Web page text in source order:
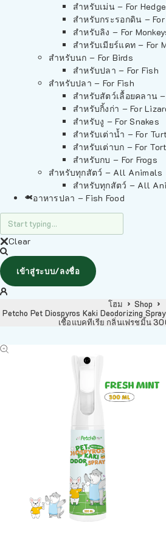
สำหรับเม่น – For
สำหรับกระรอกดิน –
สำหรับลิง – For
สำหรับเมียร์แคท – For
สำหรับนก – For Birds
สำหรับปลา – For Fish
สำหรับปลา – For Fish
สำหรับสัตว์เลื้อยคลาน
สำหรับกิ้งก่า – For
สำหรับงู – For Snakes
สำหรับเต่าน้ำ – For
สำหรับเต่าบก – For
สำหรับกบ – For Frogs
สำหรับทุกสัตว์ – All Animals
สำหรับทุกสัตว์ – All
อาหารปลา – Fish Food
Clear
เข้าสู่ระบบ/ลงชื่อ
โฮม
Shop
Petcho Pet Diospyros Kaki Deodorizing
เชื้อแบคทีเรีย กลิ่นเฟรชมิ้น